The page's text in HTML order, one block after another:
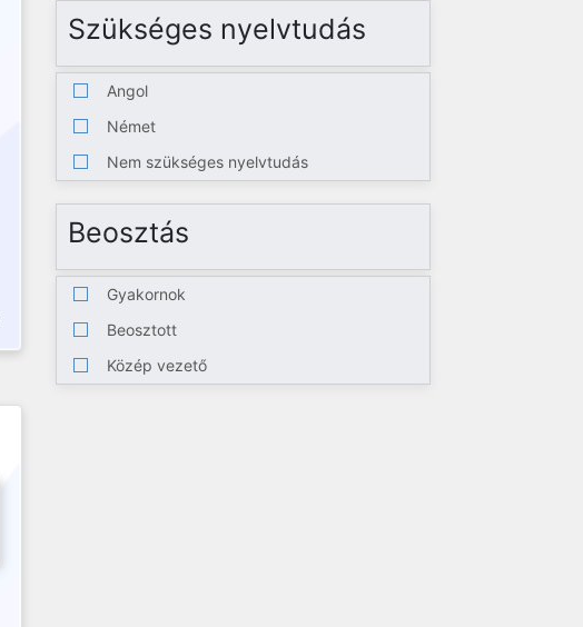
Szükséges nyelvtudás
Angol
Német
Nem szükséges nyelvtudás
Beosztás
Gyakornok
Beosztott
Közép vezető